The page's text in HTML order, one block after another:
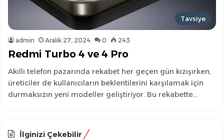
Tavsiye
admin Aralık 27, 2024 0 243
Redmi Turbo 4 ve 4 Pro
Akıllı telefon pazarında rekabet her geçen gün kızışırken,
üreticiler de kullanıcıların beklentilerini karşılamak için
durmaksızın yeni modeller geliştiriyor. Bu rekabette…
İlginizi Çekebilir